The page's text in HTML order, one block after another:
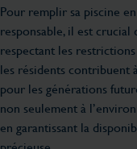
Pour remplir sa piscine
responsable, il est crucial
respectant les
les résidents contribuent
pour les générations
non seulement à
en garantissant la